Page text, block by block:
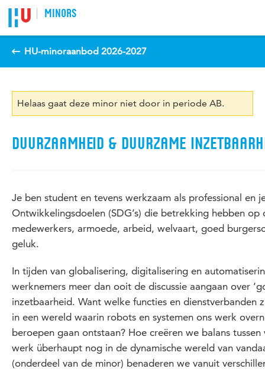
Spring naar pagina inhoud
MINORS
HU-minoraanbod 2026-2027
Helaas gaat deze minor niet door in periode AB.
DUURZAAMHEID & DUURZAME
Je ben student en tevens werkzaam als professional en
Ontwikkelingsdoelen (SDG’s) die betrekking hebben op
medewerkers, armoede, arbeid, welvaart, goed
geluk.
In tijden van globalisering, digitalisering en
werknemers meer dan ooit de discussie aangaan over
inzetbaarheid. Want welke functies en
in een wereld waarin robots en systemen ons werk
beroepen gaan ontstaan? Hoe creëren we balans
werk überhaupt nog in de dynamische wereld van
(onderdeel van de minor) benaderen we vanuit